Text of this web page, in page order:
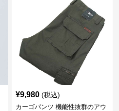
¥9,980 (税込)
カーゴパンツ 機能性抜群のアウ